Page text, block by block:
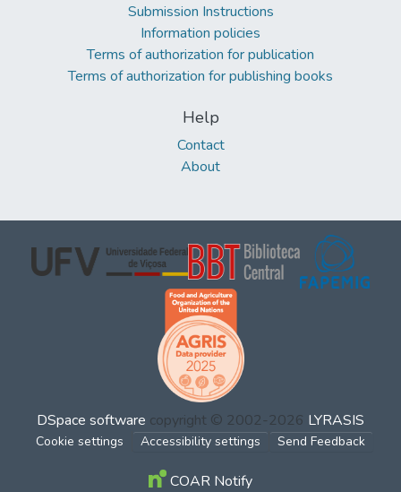
Submission Instructions
Information policies
Terms of authorization for publication
Terms of authorization for publishing books
Help
Contact
About
DSpace software copyright © 2002-2026 LYRASIS
Cookie settings Accessibility settings Send Feedback
COAR Notify